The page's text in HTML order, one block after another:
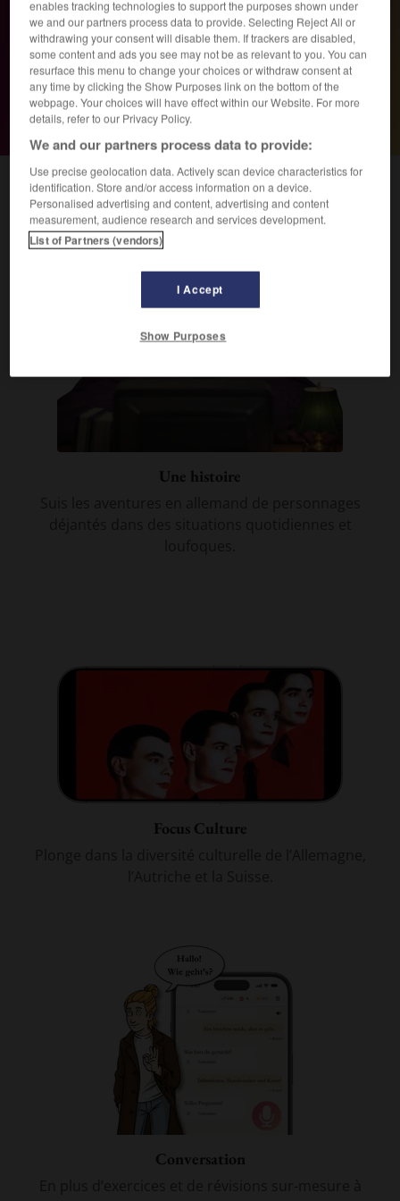
4,7 sur App Store, Play Store et Trustpilot.
Plus de 8 000 000 apprenants dans le monde.
En partenariat avec
Une langue, une culture, une histoire.
Une histoire
Focus Culture
Conversation
enables tracking technologies to support the purposes shown under
we and our partners process data to provide. Selecting Reject All or
withdrawing your consent will disable them. If trackers are disabled,
some content and ads you see may not be as relevant to you. You can
resurface this menu to change your choices or withdraw consent at
any time by clicking the Show Purposes link on the bottom of the
webpage. Your choices will have effect within our Website. For more
details, refer to our Privacy Policy.
We and our partners process data to provide:
Use precise geolocation data. Actively scan device characteristics for
identification. Store and/or access information on a device.
Personalised advertising and content, advertising and content
measurement, audience research and services development.
List of Partners (vendors)
I Accept
Show Purposes